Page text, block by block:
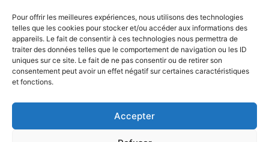
Pour offrir les meilleures expériences, nous utilisons des technologies
telles que les cookies pour stocker et/ou accéder aux informations des
appareils. Le fait de consentir à ces technologies nous permettra de
traiter des données telles que le comportement de navigation ou les ID
uniques sur ce site. Le fait de ne pas consentir ou de retirer son
consentement peut avoir un effet négatif sur certaines caractéristiques
et fonctions.
Accepter
Tous les mois, reçois des
nouvelles des missions par mail :
JE CONSENS QUE E'M UTILISE MES DONNÉES POUR RÉPONDRE À MA